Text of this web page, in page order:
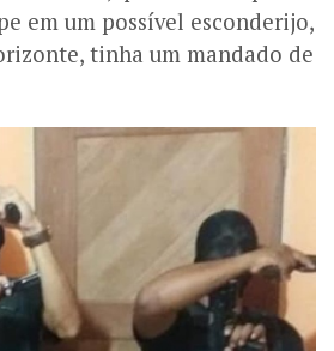
em um possível esconderijo,
tinha um mandado de